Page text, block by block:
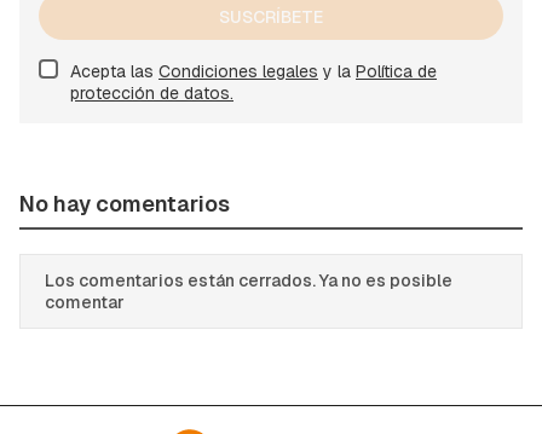
SUSCRÍBETE
Acepta las Condiciones legales y la Política de
protección de datos.
No hay comentarios
Los comentarios están cerrados. Ya no es posible
comentar